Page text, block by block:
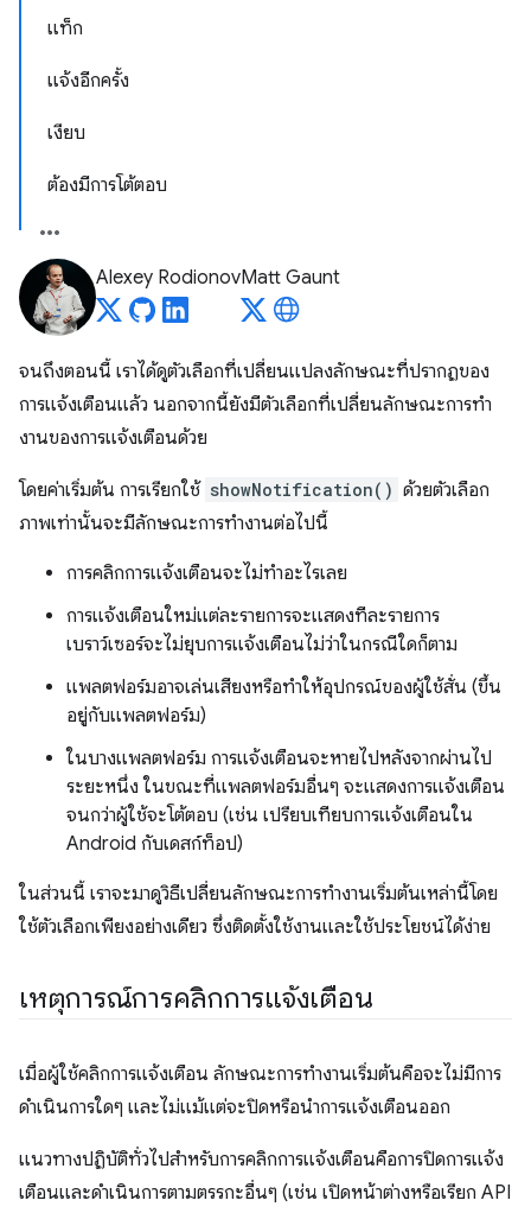
แท็ก
แจ้งอีกครั้ง
เงียบ
ต้องมีการโต้ตอบ
Alexey RodionovMatt Gaunt
จนถึงตอนนี้ เราได้ดูตัวเลือกที่เปลี่ยนแปลงลักษณะที่ปรากฏของ
การแจ้งเตือนแล้ว นอกจากนี้ยังมีตัวเลือกที่เปลี่ยนลักษณะการทํา
งานของการแจ้งเตือนด้วย
โดยค่าเริ่มต้น การเรียกใช้ showNotification() ด้วยตัวเลือก
ภาพเท่านั้นจะมีลักษณะการทำงานต่อไปนี้
การคลิกการแจ้งเตือนจะไม่ทําอะไรเลย
การแจ้งเตือนใหม่แต่ละรายการจะแสดงทีละรายการ
เบราว์เซอร์จะไม่ยุบการแจ้งเตือนไม่ว่าในกรณีใดก็ตาม
แพลตฟอร์มอาจเล่นเสียงหรือทำให้อุปกรณ์ของผู้ใช้สั่น (ขึ้น
อยู่กับแพลตฟอร์ม)
ในบางแพลตฟอร์ม การแจ้งเตือนจะหายไปหลังจากผ่านไป
ระยะหนึ่ง ในขณะที่แพลตฟอร์มอื่นๆ จะแสดงการแจ้งเตือน
จนกว่าผู้ใช้จะโต้ตอบ (เช่น เปรียบเทียบการแจ้งเตือนใน
Android กับเดสก์ท็อป)
ในส่วนนี้ เราจะมาดูวิธีเปลี่ยนลักษณะการทำงานเริ่มต้นเหล่านี้โดย
ใช้ตัวเลือกเพียงอย่างเดียว ซึ่งติดตั้งใช้งานและใช้ประโยชน์ได้ง่าย
เหตุการณ์การคลิกการแจ้งเตือน
เมื่อผู้ใช้คลิกการแจ้งเตือน ลักษณะการทำงานเริ่มต้นคือจะไม่มีการ
ดำเนินการใดๆ และไม่แม้แต่จะปิดหรือนำการแจ้งเตือนออก
แนวทางปฏิบัติทั่วไปสำหรับการคลิกการแจ้งเตือนคือการปิดการแจ้ง
เตือนและดำเนินการตามตรรกะอื่นๆ (เช่น เปิดหน้าต่างหรือเรียก API